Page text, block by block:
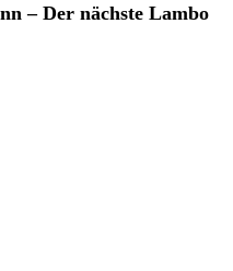
– Der nächste Lambo